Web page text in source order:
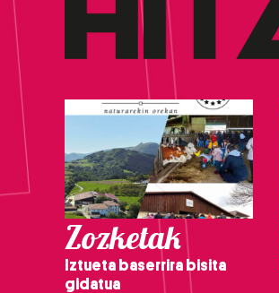
Zozketak
Iztueta baserrira bisita
gidatua